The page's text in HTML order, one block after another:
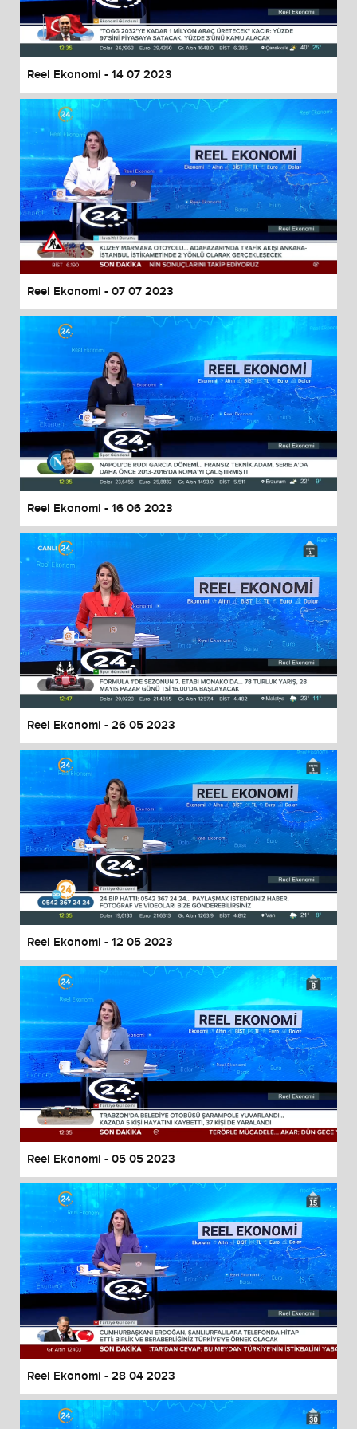
End of dialog window.
Reel Ekonomi - 14 07 2023
Reel Ekonomi - 07 07 2023
Reel Ekonomi - 16 06 2023
Reel Ekonomi - 26 05 2023
Reel Ekonomi - 12 05 2023
Reel Ekonomi - 05 05 2023
Reel Ekonomi - 28 04 2023